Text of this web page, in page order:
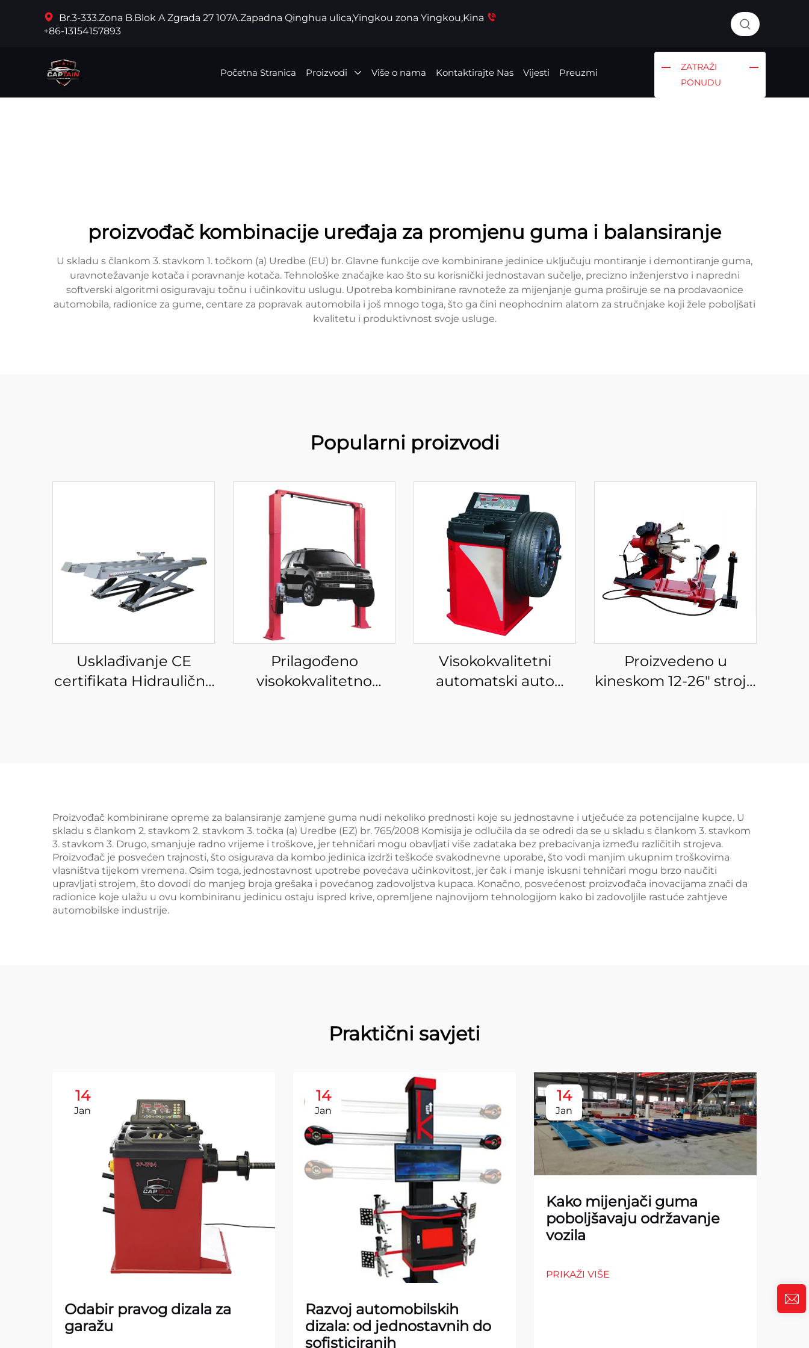
Br.3-333.Zona B.Blok A Zgrada 27 107A.Zapadna Qinghua ulica,Yingkou zona Yingkou,Kina
+86-13154157893
Početna Stranica Proizvodi Više o nama Kontaktirajte Nas Vijesti Preuzmi
ZATRAŽI
PONUDU
proizvođač kombinacije uređaja za promjenu guma i balansiranje
U skladu s člankom 3. stavkom 1. točkom (a) Uredbe (EU) br. Glavne funkcije ove kombinirane jedinice uključuju montiranje i demontiranje guma,
uravnotežavanje kotača i poravnanje kotača. Tehnološke značajke kao što su korisnički jednostavan sučelje, precizno inženjerstvo i napredni
softverski algoritmi osiguravaju točnu i učinkovitu uslugu. Upotreba kombinirane ravnoteže za mijenjanje guma proširuje se na prodavaonice
automobila, radionice za gume, centare za popravak automobila i još mnogo toga, što ga čini neophodnim alatom za stručnjake koji žele poboljšati
kvalitetu i produktivnost svoje usluge.
Popularni proizvodi
Usklađivanje CE
certifikata Hidraulična
Prilagođeno
visokokvalitetno
Visokokvalitetni
automatski auto
Proizvedeno u
kineskom 12-26" stroju
Proizvođač kombinirane opreme za balansiranje zamjene guma nudi nekoliko prednosti koje su jednostavne i utječuće za potencijalne kupce. U
skladu s člankom 2. stavkom 2. stavkom 3. točka (a) Uredbe (EZ) br. 765/2008 Komisija je odlučila da se odredi da se u skladu s člankom 3. stavkom
3. stavkom 3. Drugo, smanjuje radno vrijeme i troškove, jer tehničari mogu obavljati više zadataka bez prebacivanja između različitih strojeva.
Proizvođač je posvećen trajnosti, što osigurava da kombo jedinica izdrži teškoće svakodnevne uporabe, što vodi manjim ukupnim troškovima
vlasništva tijekom vremena. Osim toga, jednostavnost upotrebe povećava učinkovitost, jer čak i manje iskusni tehničari mogu brzo naučiti
upravljati strojem, što dovodi do manjeg broja grešaka i povećanog zadovoljstva kupaca. Konačno, posvećenost proizvođača inovacijama znači da
radionice koje ulažu u ovu kombiniranu jedinicu ostaju ispred krive, opremljene najnovijom tehnologijom kako bi zadovoljile rastuće zahtjeve
automobilske industrije.
Praktični savjeti
14
Jan
Odabir pravog dizala za
garažu
14
Jan
Razvoj automobilskih
dizala: od jednostavnih do
sofisticiranih
14
Jan
Kako mijenjači guma
poboljšavaju održavanje
vozila
PRIKAŽI VIŠE
10